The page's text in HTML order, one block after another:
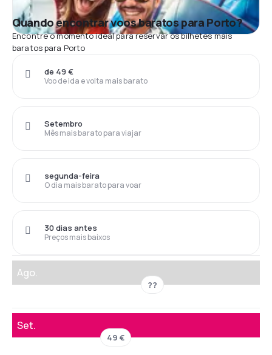
Quando encontrar voos baratos para Porto?
Encontre o momento ideal para reservar os bilhetes mais
baratos para Porto
Voo de ida e volta mais barato
de 49 €
Mês mais barato para viajar
Setembro
O dia mais barato para voar
segunda-feira
Preços mais baixos
30 dias antes
Ago.
??
Set.
49 €